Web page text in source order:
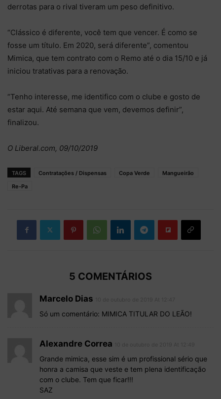
derrotas para o rival tiveram um peso definitivo.
“Clássico é diferente, você tem que vencer. É como se
fosse um título. Em 2020, será diferente”, comentou
Mimica, que tem contrato com o Remo até o dia 15/10 e já
iniciou tratativas para a renovação.
“Tenho interesse, me identifico com o clube e gosto de
estar aqui. Até semana que vem, devemos definir”,
finalizou.
O Liberal.com, 09/10/2019
TAGS Contratações / Dispensas Copa Verde
Mangueirão
Re-Pa
5 COMENTÁRIOS
Marcelo Dias
Só um comentário: MIMICA TITULAR DO LEÃO!
Alexandre Correa
Grande mimica, esse sim é um profissional sério que
honra a camisa que veste e tem plena identificação
com o clube. Tem que ficar!!!
SAZ